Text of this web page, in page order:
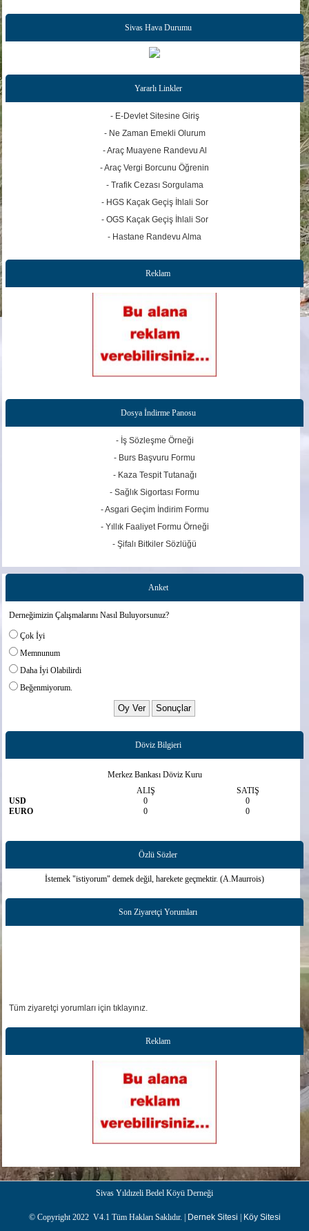
Anket
Derneğimizin Çalışmalarını Nasıl Buluyorsunuz?
Çok İyi
Memnunum
Daha İyi Olabilirdi
Beğenmiyorum.
Döviz Bilgieri
Merkez Bankası Döviz Kuru
ALIŞ
SATIŞ
USD
0
0
EURO
0 0
Özlü Sözler
İstemek "istiyorum" demek değil, harekete geçmektir. (A.Maurrois)
Son Ziyaretçi Yorumları
Tüm ziyaretçi yorumları için tıklayınız.
Reklam
Sivas Hava Durumu
Yararlı Linkler
- E-Devlet Sitesine Giriş
- Ne Zaman Emekli Olurum
- Araç Muayene Randevu Al
- Araç Vergi Borcunu Öğrenin
- Trafik Cezası Sorgulama
- HGS Kaçak Geçiş İhlali Sor
- OGS Kaçak Geçiş İhlali Sor
- Hastane Randevu Alma
Reklam
Dosya İndirme Panosu
- İş Sözleşme Örneği
- Burs Başvuru Formu
- Kaza Tespit Tutanağı
- Sağlık Sigortası Formu
- Asgari Geçim İndirim Formu
- Yıllık Faaliyet Formu Örneği
- Şifalı Bitkiler Sözlüğü
Sivas Yıldızeli Bedel Köyü Derneği
© Copyright 2022 V4.1 Tüm Hakları Saklıdır. | Dernek Sitesi Köy Sitesi